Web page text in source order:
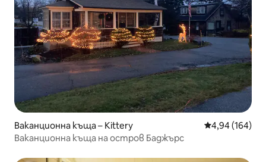
Ваканционна къща – Kittery Средна
4,94 (164)
Ваканционна къща на остров Баджърс